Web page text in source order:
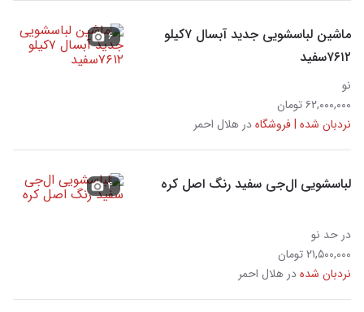
ماشین لباسشویی جدید آبسال ۷کیلو
۷۶۱۲سفید
نو
۶۲,۰۰۰,۰۰۰ تومان
نردبان شده | فروشگاهدر هلال احمر
۶
لباسشویی ال‌جی سفید رنگ اصل کره
در حد نو
۲۱,۵۰۰,۰۰۰ تومان
نردبان شدهدر هلال احمر
۴